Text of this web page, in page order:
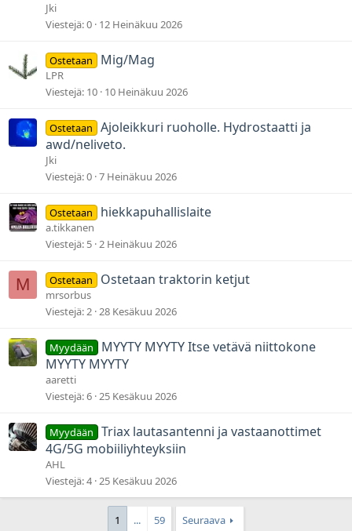
Jki
Viestejä 0 12 Heinäkuu 2026
Ostetaan Mig/Mag
LPR
Viestejä 10 10 Heinäkuu 2026
Ostetaan
Ajoleikkuri ruoholle. Hydrostaatti ja
awd/neliveto.
Jki
Viestejä 0 7 Heinäkuu 2026
Ostetaan hiekkapuhallislaite
a.tikkanen
Viestejä 5 2 Heinäkuu 2026
M Ostetaan Ostetaan traktorin ketjut
mrsorbus
Viestejä 2 28 Kesäkuu 2026
Myydään
MYYTY MYYTY Itse vetävä niittokone
MYYTY MYYTY
aaretti
Viestejä 6 25 Kesäkuu 2026
Myydään
Triax lautasantenni ja vastaanottimet
4G/5G mobiiliyhteyksiin
AHL
Viestejä 4 25 Kesäkuu 2026
1 ... 59 Seuraava